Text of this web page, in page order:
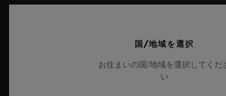
国/地域を選択
お住まいの国/地域を選択してくだ
い